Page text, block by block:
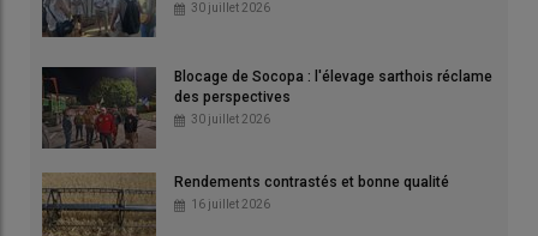
30 juillet 2026
Blocage de Socopa : l'élevage sarthois réclame
des perspectives
30 juillet 2026
Rendements contrastés et bonne qualité
16 juillet 2026